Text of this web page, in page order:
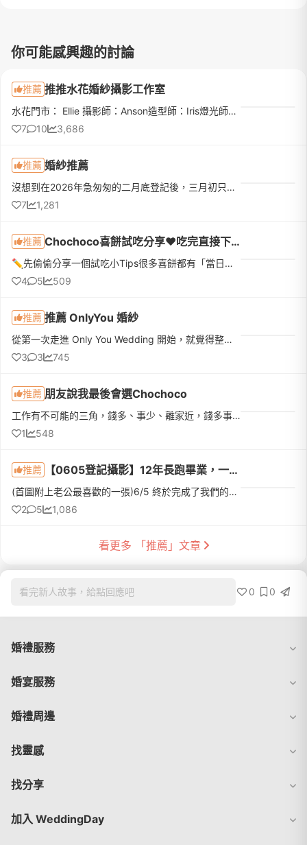
你可能感興趣的討論
推薦 推推水花婚紗攝影工作室
水花門市： Ellie 攝影師：Anson造型師：Iris燈光師：小夏當初為了挑選婚紗也看了四五間店，不是價位談不攏，就是臨時被爽約，找不到人，一路上非常波折～後來因為有朋友推薦水花，想說當天打電話預約看看，沒想到非...
7
10 3,686
推薦 婚紗推薦
沒想到在2026年急匆匆的二月底登記後，三月初只看了五間就找到我的命定婚紗❤️❤️❤️從網站照片就被排版及攝影風格深深吸引❤️預約後進門市就遇到天使業務Ellie🥰整個超級親切且很熱情的跟我們介紹店內禮服及老師拍照風格...
7
1,281
推薦 Chochoco喜餅試吃分享❤️吃完直接下訂❤️我的命定喜餅
✏️先偷偷分享一個試吃小Tips很多喜餅都有「當日下訂優惠」，如果本來就有好幾間想試，真的很建議全部排同一天，最期待的那間放最後！而且千萬不要剛吃飽就去～原本想說「不就吃幾塊餅乾嗎？」結果超飽😆因為還有不少...
4
5 509
推薦 推薦 OnlyYou 婚紗
從第一次走進 Only You Wedding 開始，就覺得整個團隊很親切。門市的毛姐和悅悅在諮詢時完全沒有給人任何推銷壓力，而是很有耐心地了解我們的需求、介紹方案，也會分享很多經驗。印象最深的是，當天聊完之後，她們還...
3
3 745
推薦 朋友說我最後會選Chochoco
工作有不可能的三角，錢多、事少、離家近，錢多事少就會離家遠，錢多離家近就會事多，事少離家近就會錢少。我也曾經以為喜餅也有不可能的三角，好吃、好看、有特色，直到我預約了Chochoco臺中美術店。對Chochoco來說...
1
548
推薦 【0605登記攝影】12年長跑畢業，一場從容又自然的攝影紀錄
(首圖附上老公最喜歡的一張)6/5 終於完成了我們的長跑畢業登記！決定要結束12年的愛情長跑去登記時，比起鋪張的儀式，我更在意的是能不能好好記錄這一天。當初找攝影師也是看了很久，因為我個人有點怕那種太過刻意、...
2
5 1,086
看更多 「推薦」文章
看完新人故事，給點回應吧 0 0
婚禮服務
婚宴服務
婚禮周邊
找靈感
找分享
加入 WeddingDay